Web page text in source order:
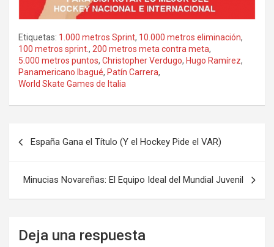
Etiquetas: 1.000 metros Sprint, 10.000 metros eliminación,
100 metros sprint., 200 metros meta contra meta,
5.000 metros puntos, Christopher Verdugo, Hugo Ramírez,
Panamericano Ibagué, Patín Carrera,
World Skate Games de Italia
entradas
España Gana el Título (Y el Hockey Pide el VAR)
Minucias Novareñas: El Equipo Ideal del Mundial Juvenil
Deja una respuesta